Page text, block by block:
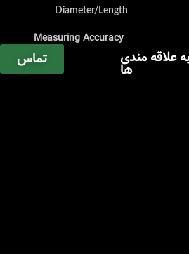
Diameter/Length
Measuring Accuracy
علاقه مندی
ها
تماس